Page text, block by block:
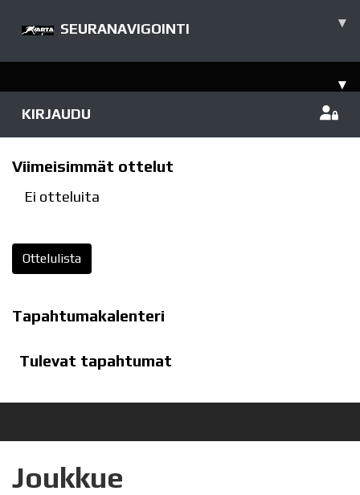
SEURANAVIGOINTI ▾
▾
KIRJAUDU
Viimeisimmät ottelut
Ei otteluita
Ottelulista
Tapahtumakalenteri
Tulevat tapahtumat
Joukkue